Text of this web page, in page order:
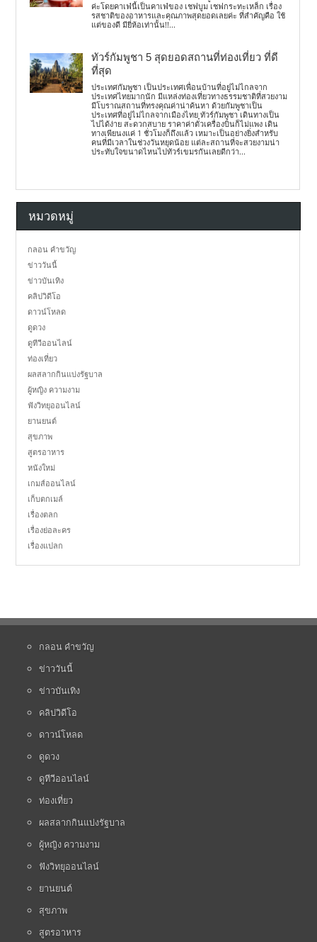
ค่ะโดยคาเฟ่นี้เป็นคาเฟ่ของ เชฟบูม เชฟกระทะเหล็ก เรื่อง
รสชาติของอาหารและคุณภาพสุดยอดเลยค่ะ ที่สำคัญคือ ใช้
แต่ของดี มียี่ห้อเท่านั้น!!...
ทัวร์กัมพูชา 5 สุดยอดสถานที่ท่องเที่ยว ที่ดี
ที่สุด
ประเทศกัมพูชา เป็นประเทศเพื่อนบ้านที่อยู่ไม่ไกลจาก
ประเทศไทยมากนัก มีแหล่งท่องเที่ยวทางธรรมชาติที่สวยงาม
มีโบราณสถานที่ทรงคุณค่าน่าค้นหา ด้วยกัมพูชาเป็น
ประเทศที่อยู่ไม่ไกลจากเมืองไทย ทัวร์กัมพูชา เดินทางเป็น
ไปได้ง่าย สะดวกสบาย ราคาค่าตั๋วเครื่องบินก็ไม่แพง เดิน
ทางเพียนงแค่ 1 ชั่วโมงก็ถึงแล้ว เหมาะเป็นอย่างยิ่งสำหรับ
คนที่มีเวลาในช่วงวันหยุดน้อย แต่ละสถานที่จะสวยงามน่า
ประทับใจขนาดไหนไปทัวร์เขมรกันเลยดีกว่า...
หมวดหมู่
กลอน คำขวัญ
ข่าววันนี้
ข่าวบันเทิง
คลิปวิดีโอ
ดาวน์โหลด
ดูดวง
ดูทีวีออนไลน์
ท่องเที่ยว
ผลสลากกินแบ่งรัฐบาล
ผู้หญิง ความงาม
ฟังวิทยุออนไลน์
ยานยนต์
สุขภาพ
สูตรอาหาร
หนังใหม่
เกมส์ออนไลน์
เก็บตกเมล์
เรื่องตลก
เรื่องย่อละคร
เรื่องแปลก
กลอน คำขวัญ
ข่าววันนี้
ข่าวบันเทิง
คลิปวิดีโอ
ดาวน์โหลด
ดูดวง
ดูทีวีออนไลน์
ท่องเที่ยว
ผลสลากกินแบ่งรัฐบาล
ผู้หญิง ความงาม
ฟังวิทยุออนไลน์
ยานยนต์
สุขภาพ
สูตรอาหาร